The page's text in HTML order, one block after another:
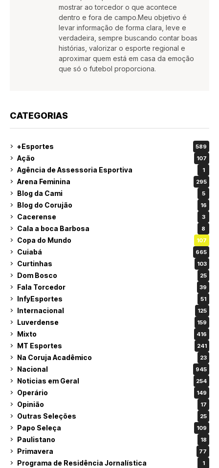
mostrar ao torcedor o que acontece
dentro e fora de campo.Meu objetivo é
levar informação de forma clara, leve e
verdadeira, sempre buscando contar boas
histórias, valorizar o esporte regional e
aproximar quem está em casa da emoção
que só o futebol proporciona.
CATEGORIAS
+Esportes 589
Ação 107
Agência de Assessoria Esportiva 1
Arena Feminina 295
Blog da Cami 5
Blog do Corujão 16
Cacerense 3
Cala a boca Barbosa 8
Copa do Mundo 107
Cuiabá 665
Curtinhas 103
Dom Bosco 25
Fala Torcedor 39
InfyEsportes 51
Internacional 125
Luverdense 159
Mixto 416
MT Esportes 241
Na Coruja Acadêmico 23
Nacional 945
Noticias em Geral 254
Operário 149
Opinião 17
Outras Seleções 25
Papo Seleça 109
Paulistano 18
Primavera 77
Programa de Residência Jornalística 1